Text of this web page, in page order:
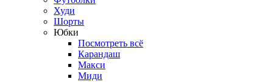
Худи
Шорты
Юбки
Посмотреть всё
Карандаш
Макси
Миди